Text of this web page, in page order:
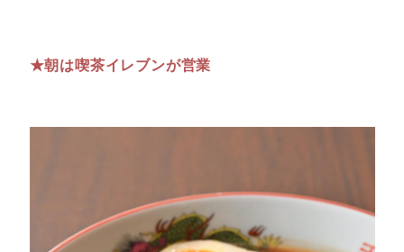
★朝は喫茶イレブンが営業